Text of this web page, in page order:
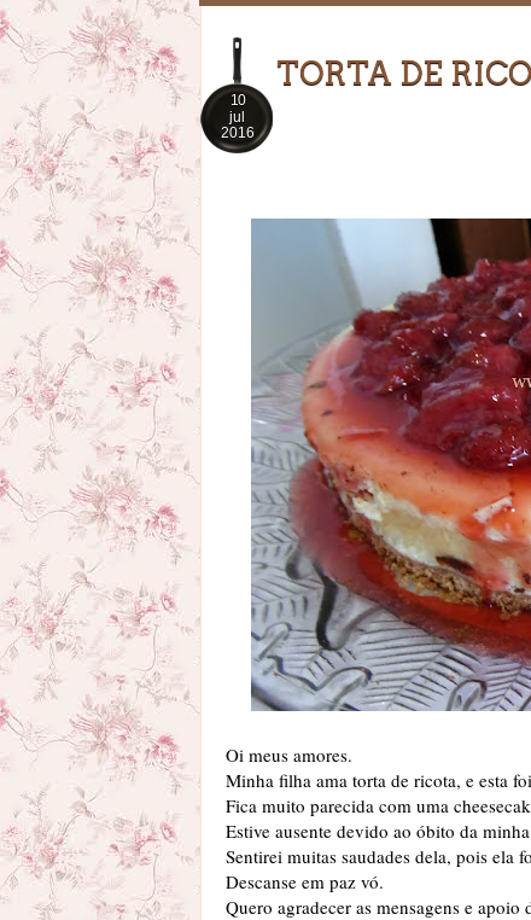
10
jul
2016
TORTA DE
Oi meus amores.
Minha filha ama torta de ricota, e esta
Fica muito parecida com uma
Estive ausente devido ao óbito da
Sentirei muitas saudades dela, pois ela
Descanse em paz vó.
Quero agradecer as mensagens e